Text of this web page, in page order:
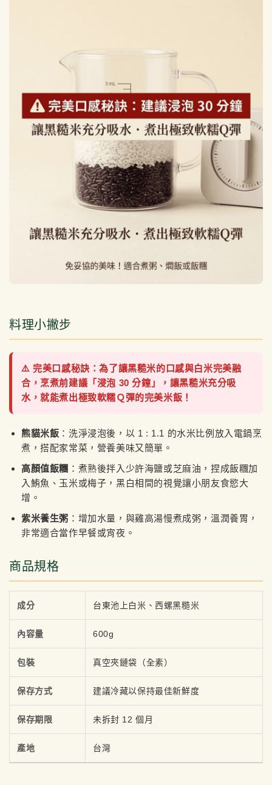
料理小撇步
⚠️ 完美口感秘訣：為了讓黑糙米的口感與白米完美融
合，烹煮前建議「浸泡 30 分鐘」，讓黑糙米充分吸
水，就能煮出極致軟糯Ｑ彈的完美米飯！
熊貓米飯 ：洗淨浸泡後，以 1 : 1.1 的水米比例放入電鍋烹
煮，搭配家常菜，營養美味又簡單。
高顏值飯糰 ：煮熟後拌入少許海鹽或芝麻油，捏成飯糰加
入鮪魚、玉米或梅子，黑白相間的視覺讓小朋友食慾大
增。
紫米養生粥 ：增加水量，與雞高湯慢煮成粥，溫潤養胃，
非常適合當作早餐或宵夜。
商品規格
成分 台東池上白米、西螺黑糙米
內容量 600g
包裝 真空夾鏈袋（全素）
保存方式 建議冷藏以保持最佳新鮮度
保存期限 未拆封 12 個月
產地 台灣